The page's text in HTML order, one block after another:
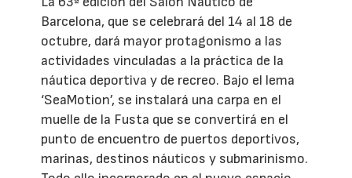
Barcelona, que se celebrará del 14 al 18 de
octubre, dará mayor protagonismo a las
actividades vinculadas a la práctica de la
náutica deportiva y de recreo. Bajo el lema
‘SeaMotion’, se instalará una carpa en el
muelle de la Fusta que se convertirá en el
punto de encuentro de puertos deportivos,
marinas, destinos náuticos y submarinismo.